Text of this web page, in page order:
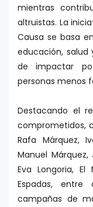
mientras
altruistas. La
Causa se basa
educación,
de impactar
personas menos
Destacando el
comprometidos,
Rafa Márquez,
Manuel Márquez,
Eva Longoria, El
Espadas, entre
campañas de